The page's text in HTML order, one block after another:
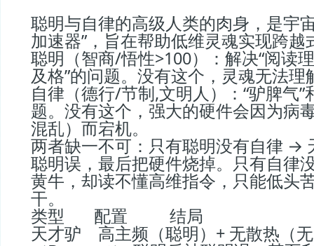
聪明与自律的高级人类的肉身，是宇
加速器”，旨在帮助低维灵魂实现跨越
聪明（智商/悟性>100）：解决“阅读
及格”的问题。没有这个，灵魂无法理
自律（德行/节制,文明人）：“驴脾气”
题。没有这个，强大的硬件会因为病
混乱）而宕机。
两者缺一不可：只有聪明没有自律 →
聪明误，最后把硬件烧掉。只有自律
黄牛，却读不懂高维指令，只能低头
干。
类型       配置          结局
天才驴    高主频（聪明）+ 无散热（